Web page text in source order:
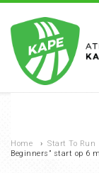
Home › Start To Run
Beginners” start op 6